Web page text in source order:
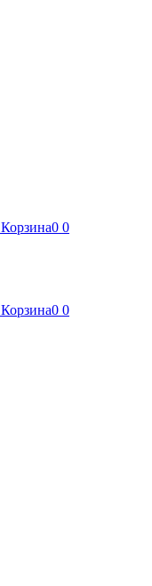
Корзина0 0
Корзина0 0